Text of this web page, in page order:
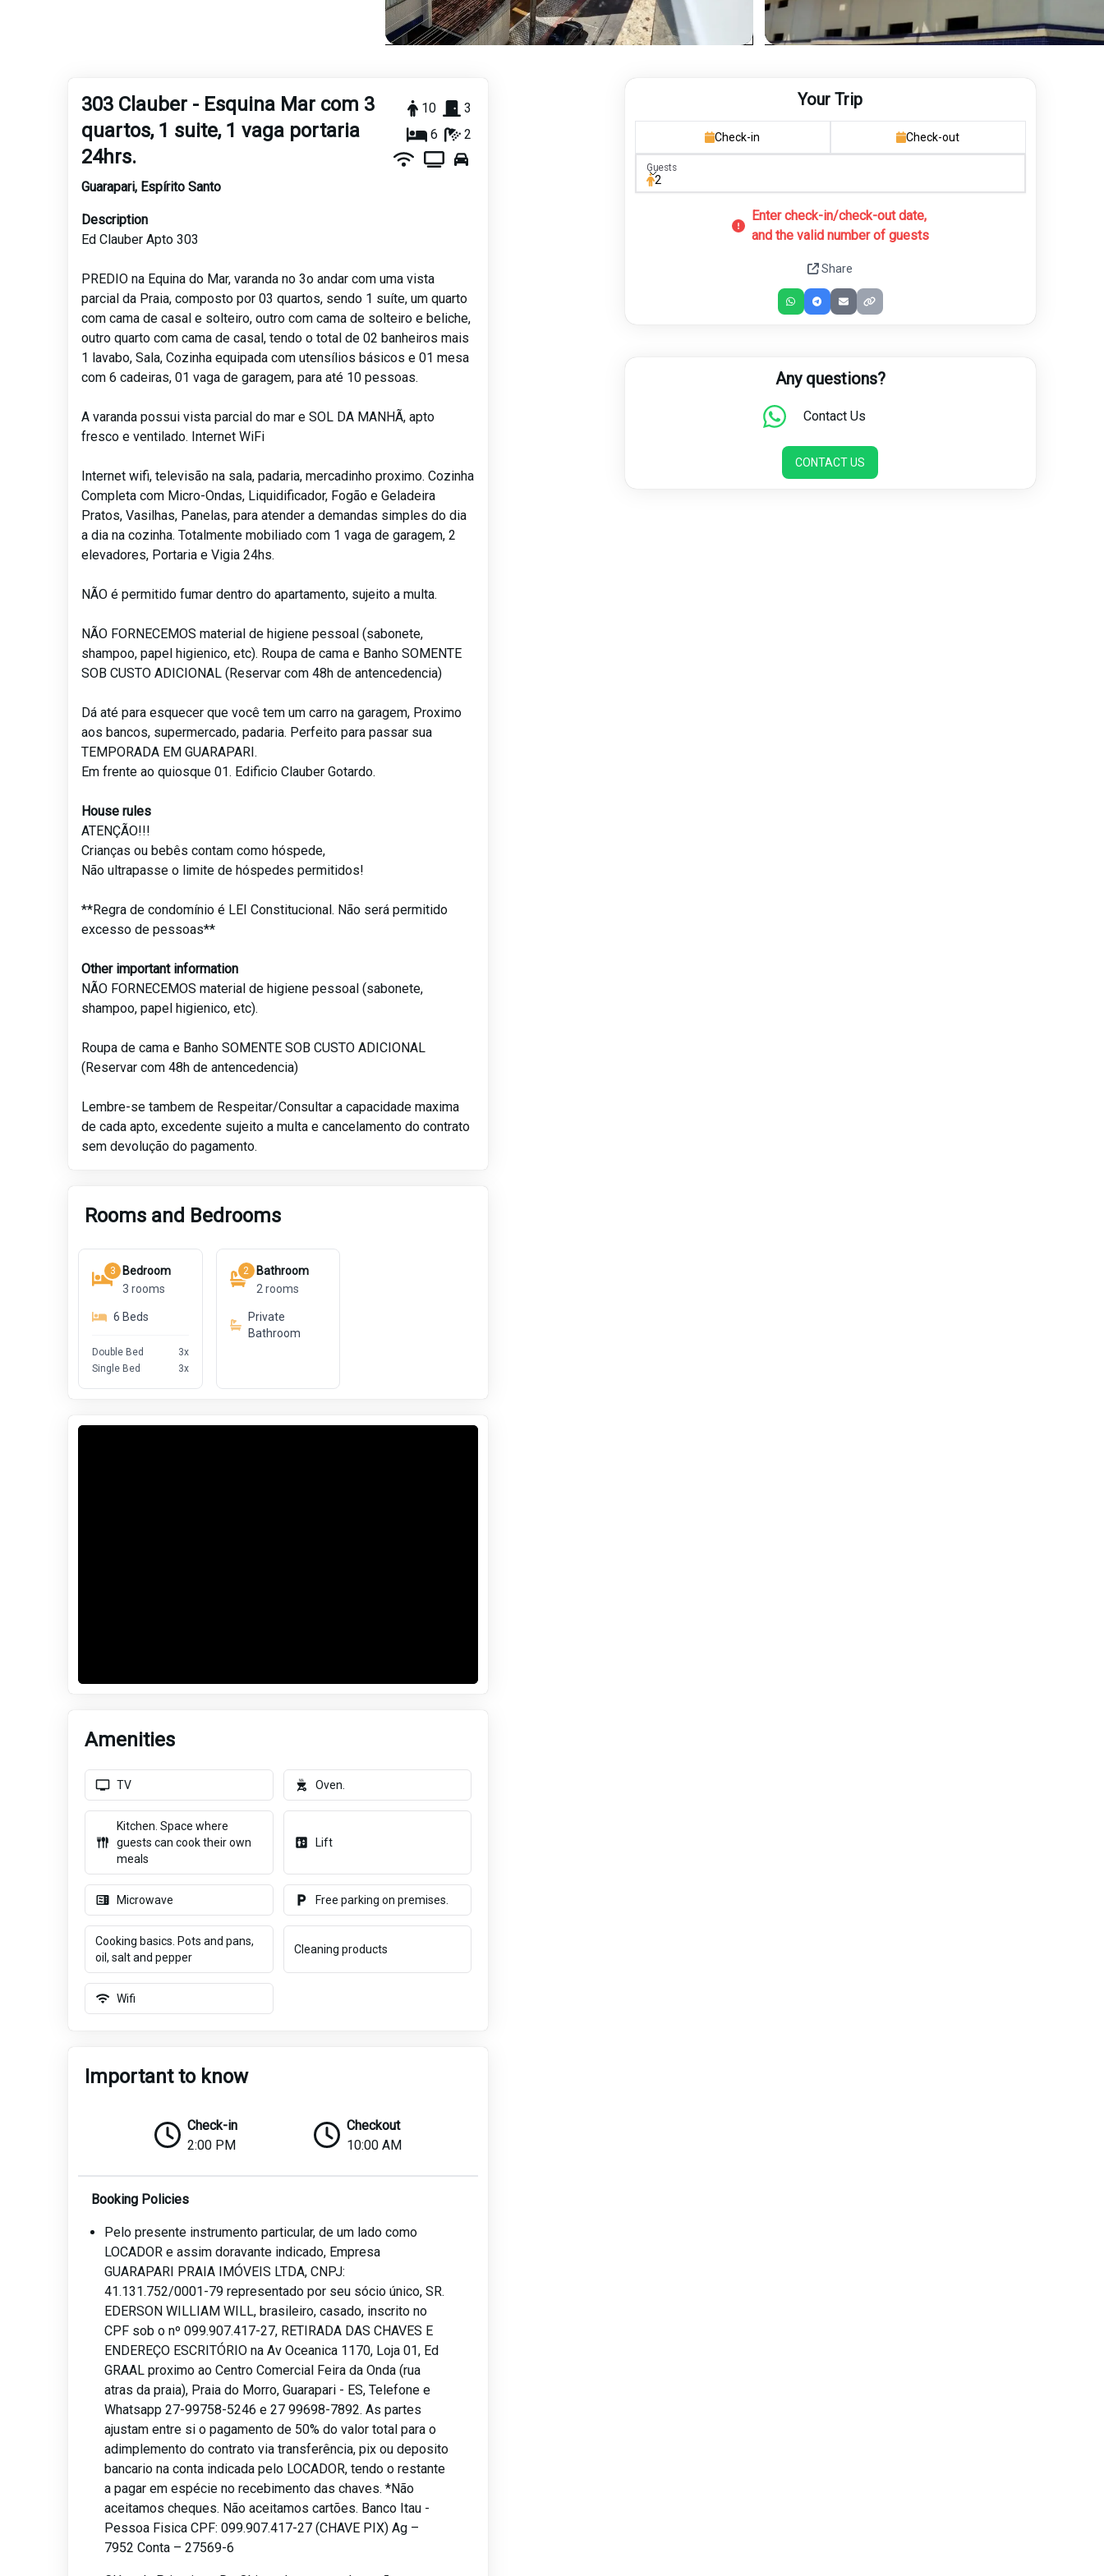
303 Clauber - Esquina Mar com 3
quartos, 1 suite, 1 vaga portaria
24hrs.
10
3
6
2
Guarapari, Espírito Santo
Description
Ed Clauber Apto 303
PREDIO na Equina do Mar, varanda no 3o andar com uma vista
parcial da Praia, composto por 03 quartos, sendo 1 suíte, um quarto
com cama de casal e solteiro, outro com cama de solteiro e beliche,
outro quarto com cama de casal, tendo o total de 02 banheiros mais
1 lavabo, Sala, Cozinha equipada com utensílios básicos e 01 mesa
com 6 cadeiras, 01 vaga de garagem, para até 10 pessoas.
A varanda possui vista parcial do mar e SOL DA MANHÃ, apto
fresco e ventilado. Internet WiFi
Internet wifi, televisão na sala, padaria, mercadinho proximo. Cozinha
Completa com Micro-Ondas, Liquidificador, Fogão e Geladeira
Pratos, Vasilhas, Panelas, para atender a demandas simples do dia
a dia na cozinha. Totalmente mobiliado com 1 vaga de garagem, 2
elevadores, Portaria e Vigia 24hs.
NÃO é permitido fumar dentro do apartamento, sujeito a multa.
NÃO FORNECEMOS material de higiene pessoal (sabonete,
shampoo, papel higienico, etc). Roupa de cama e Banho SOMENTE
SOB CUSTO ADICIONAL (Reservar com 48h de antencedencia)
Dá até para esquecer que você tem um carro na garagem, Proximo
aos bancos, supermercado, padaria. Perfeito para passar sua
TEMPORADA EM GUARAPARI.
Em frente ao quiosque 01. Edificio Clauber Gotardo.
House rules
ATENÇÃO!!!
Crianças ou bebês contam como hóspede,
Não ultrapasse o limite de hóspedes permitidos!
**Regra de condomínio é LEI Constitucional. Não será permitido
excesso de pessoas**
Other important information
NÃO FORNECEMOS material de higiene pessoal (sabonete,
shampoo, papel higienico, etc).
Roupa de cama e Banho SOMENTE SOB CUSTO ADICIONAL
(Reservar com 48h de antencedencia)
Lembre-se tambem de Respeitar/Consultar a capacidade maxima
de cada apto, excedente sujeito a multa e cancelamento do contrato
sem devolução do pagamento.
Rooms and Bedrooms
3
Bedroom
3 rooms
6 Beds
Double Bed 3x
Single Bed
3x
2
Bathroom
2 rooms
Private
Bathroom
Amenities
TV Oven.
Kitchen. Space where
guests can cook their own
meals
Lift
Microwave Free parking on premises.
Cooking basics. Pots and pans,
oil, salt and pepper
Cleaning products
Wifi
Important to know
Check-in
2:00 PM
Checkout
10:00 AM
Booking Policies
Pelo presente instrumento particular, de um lado como
LOCADOR e assim doravante indicado, Empresa
GUARAPARI PRAIA IMÓVEIS LTDA, CNPJ:
41.131.752/0001-79 representado por seu sócio único, SR.
EDERSON WILLIAM WILL, brasileiro, casado, inscrito no
CPF sob o nº 099.907.417-27, RETIRADA DAS CHAVES E
ENDEREÇO ESCRITÓRIO na Av Oceanica 1170, Loja 01, Ed
GRAAL proximo ao Centro Comercial Feira da Onda (rua
atras da praia), Praia do Morro, Guarapari - ES, Telefone e
Whatsapp 27-99758-5246 e 27 99698-7892. As partes
ajustam entre si o pagamento de 50% do valor total para o
adimplemento do contrato via transferência, pix ou deposito
bancario na conta indicada pelo LOCADOR, tendo o restante
a pagar em espécie no recebimento das chaves. *Não
aceitamos cheques. Não aceitamos cartões. Banco Itau -
Pessoa Fisica CPF: 099.907.417-27 (CHAVE PIX) Ag –
7952 Conta – 27569-6
Your Trip
Check-in Check-out
Guests
Guests
2
Enter check-in/check-out date,
and the valid number of guests
Share
Any questions?
Contact Us
CONTACT US